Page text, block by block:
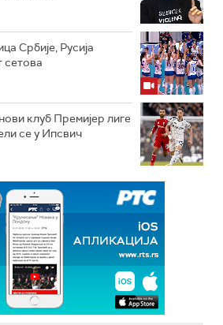
Србије, Русија
сетова
клуб Премијер лиге
се у Ипсвич